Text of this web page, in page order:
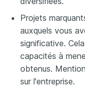
Projets
auxquels vous
significative.
capacités à
obtenus.
sur l'entreprise.